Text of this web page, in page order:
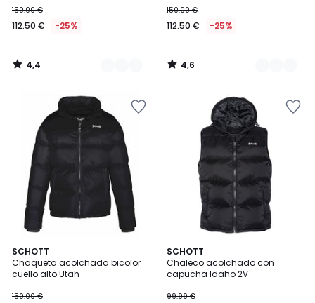
€
en
de
150.00
descuento
aplicado.
150.00 €
112.50 € -25%
4,4
/
150.00 €
112.50 € -25%
4,6
/
SCHOTT
Chaqueta acolchada bicolor
cuello alto Utah
150.00 €
4,5
/ 5
SCHOTT
Chaleco acolchado con
capucha Idaho 2V
99.99 €
4,6
/ 5
2
Colores